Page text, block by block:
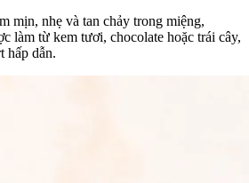
mịn, nhẹ và tan chảy trong miệng,
làm từ kem tươi, chocolate hoặc trái cây,
hấp dẫn.